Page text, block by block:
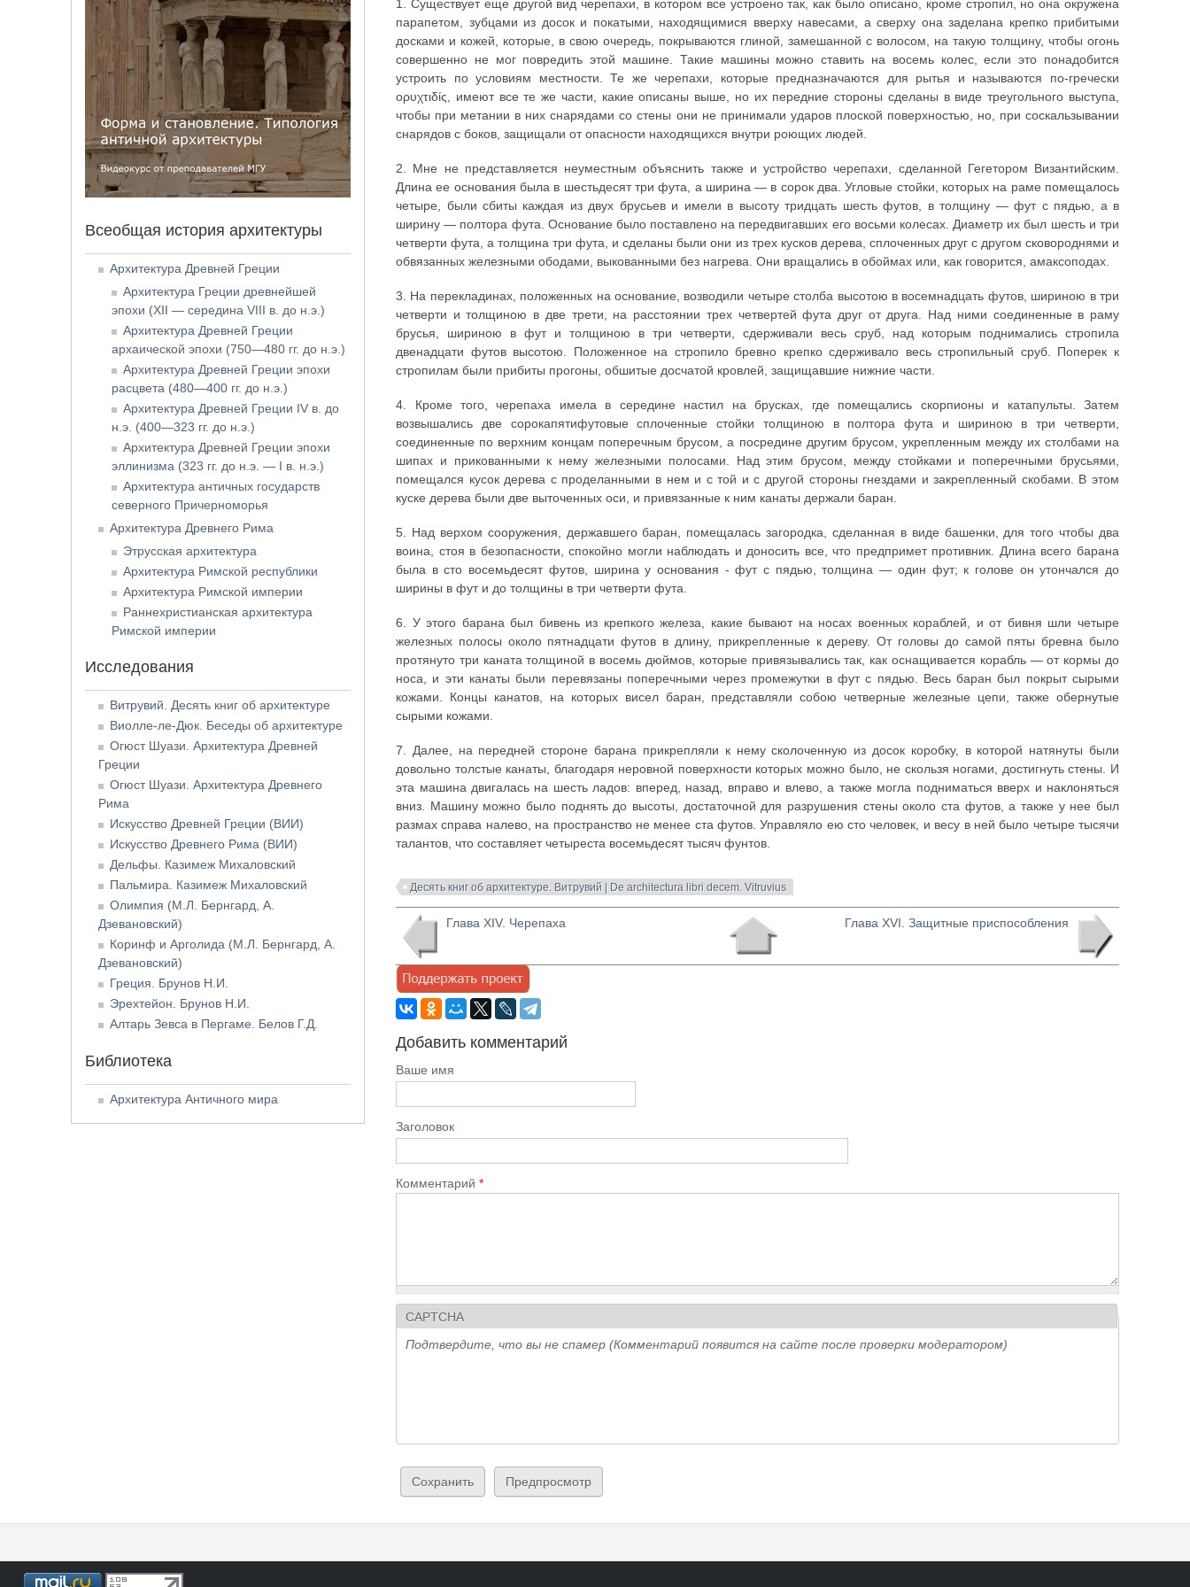
1. Существует еще другой вид черепахи, в котором все устроено так, как было описано, кроме стропил, но она окружена
парапетом, зубцами из досок и покатыми, находящимися вверху навесами, а сверху она заделана крепко прибитыми
досками и кожей, которые, в свою очередь, покрываются глиной, замешанной с волосом, на такую толщину, чтобы огонь
совершенно не мог повредить этой машине. Такие машины можно ставить на восемь колес, если это понадобится
устроить по условиям местности. Те же черепахи, которые предназначаются для рытья и называются по-гречески
ορυχτιδίς, имеют все те же части, какие описаны выше, но их передние стороны сделаны в виде треугольного выступа,
чтобы при метании в них снарядами со стены они не принимали ударов плоской поверхностью, но, при соскальзывании
снарядов с боков, защищали от опасности находящихся внутри роющих людей.
2. Мне не представляется неуместным объяснить также и устройство черепахи, сделанной Гегетором Византийским.
Длина ее основания была в шестьдесят три фута, а ширина — в сорок два. Угловые стойки, которых на раме помещалось
четыре, были сбиты каждая из двух брусьев и имели в высоту тридцать шесть футов, в толщину — фут с пядью, а в
ширину — полтора фута. Основание было поставлено на передвигавших его восьми колесах. Диаметр их был шесть и три
четверти фута, а толщина три фута, и сделаны были они из трех кусков дерева, сплоченных друг с другом сковороднями и
обвязанных железными ободами, выкованными без нагрева. Они вращались в обоймах или, как говорится, амаксоподах.
3. На перекладинах, положенных на основание, возводили четыре столба высотою в восемнадцать футов, шириною в три
четверти и толщиною в две трети, на расстоянии трех четвертей фута друг от друга. Над ними соединенные в раму
брусья, шириною в фут и толщиною в три четверти, сдерживали весь сруб, над которым поднимались стропила
двенадцати футов высотою. Положенное на стропило бревно крепко сдерживало весь стропильный сруб. Поперек к
стропилам были прибиты прогоны, обшитые досчатой кровлей, защищавшие нижние части.
4. Кроме того, черепаха имела в середине настил на брусках, где помещались скорпионы и катапульты. Затем
возвышались две сорокапятифутовые сплоченные стойки толщиною в полтора фута и шириною в три четверти,
соединенные по верхним концам поперечным брусом, а посредине другим брусом, укрепленным между их столбами на
шипах и прикованными к нему железными полосами. Над этим брусом, между стойками и поперечными брусьями,
помещался кусок дерева с проделанными в нем и с той и с другой стороны гнездами и закрепленный скобами. В этом
куске дерева были две выточенных оси, и привязанные к ним канаты держали баран.
5. Над верхом сооружения, державшего баран, помещалась загородка, сделанная в виде башенки, для того чтобы два
воина, стоя в безопасности, спокойно могли наблюдать и доносить все, что предпримет противник. Длина всего барана
была в сто восемьдесят футов, ширина у основания - фут с пядью, толщина — один фут; к голове он утончался до
ширины в фут и до толщины в три четверти фута.
6. У этого барана был бивень из крепкого железа, какие бывают на носах военных кораблей, и от бивня шли четыре
железных полосы около пятнадцати футов в длину, прикрепленные к дереву. От головы до самой пяты бревна было
протянуто три каната толщиной в восемь дюймов, которые привязывались так, как оснащивается корабль — от кормы до
носа, и эти канаты были перевязаны поперечными через промежутки в фут с пядью. Весь баран был покрыт сырыми
кожами. Концы канатов, на которых висел баран, представляли собою четверные железные цепи, также обернутые
сырыми кожами.
7. Далее, на передней стороне барана прикрепляли к нему сколоченную из досок коробку, в которой натянуты были
довольно толстые канаты, благодаря неровной поверхности которых можно было, не скользя ногами, достигнуть стены. И
эта машина двигалась на шесть ладов: вперед, назад, вправо и влево, а также могла подниматься вверх и наклоняться
вниз. Машину можно было поднять до высоты, достаточной для разрушения стены около ста футов, а также у нее был
размах справа налево, на пространство не менее ста футов. Управляло ею сто человек, и весу в ней было четыре тысячи
талантов, что составляет четыреста восемьдесят тысяч фунтов.
Десять книг об архитектуре. Витрувий | De architectura libri decem. Vitruvius
Глава XIV. Черепаха Глава XVI. Защитные приспособления
Добавить комментарий
Ваше имя
Заголовок
Комментарий*
CAPTCHA
Подтвердите, что вы не спамер (Комментарий появится на сайте после проверки модератором)
Всеобщая история архитектуры
Архитектура Древней Греции
Архитектура Греции древнейшей
эпохи (XII — середина VIII в. до н.э.)
Архитектура Древней Греции
архаической эпохи (750—480 гг. до н.э.)
Архитектура Древней Греции эпохи
расцвета (480—400 гг. до н.э.)
Архитектура Древней Греции IV в. до
н.э. (400—323 гг. до н.э.)
Архитектура Древней Греции эпохи
эллинизма (323 гг. до н.э. — I в. н.э.)
Архитектура античных государств
северного Причерноморья
Архитектура Древнего Рима
Этрусская архитектура
Архитектура Римской республики
Архитектура Римской империи
Раннехристианская архитектура
Римской империи
Исследования
Витрувий. Десять книг об архитектуре
Виолле-ле-Дюк. Беседы об архитектуре
Огюст Шуази. Архитектура Древней
Греции
Огюст Шуази. Архитектура Древнего
Рима
Искусство Древней Греции (ВИИ)
Искусство Древнего Рима (ВИИ)
Дельфы. Казимеж Михаловский
Пальмира. Казимеж Михаловский
Олимпия (М.Л. Бернгард, А.
Дзевановский)
Коринф и Арголида (М.Л. Бернгард, А.
Дзевановский)
Греция. Брунов Н.И.
Эрехтейон. Брунов Н.И.
Алтарь Зевса в Пергаме. Белов Г.Д.
Библиотека
Архитектура Античного мира